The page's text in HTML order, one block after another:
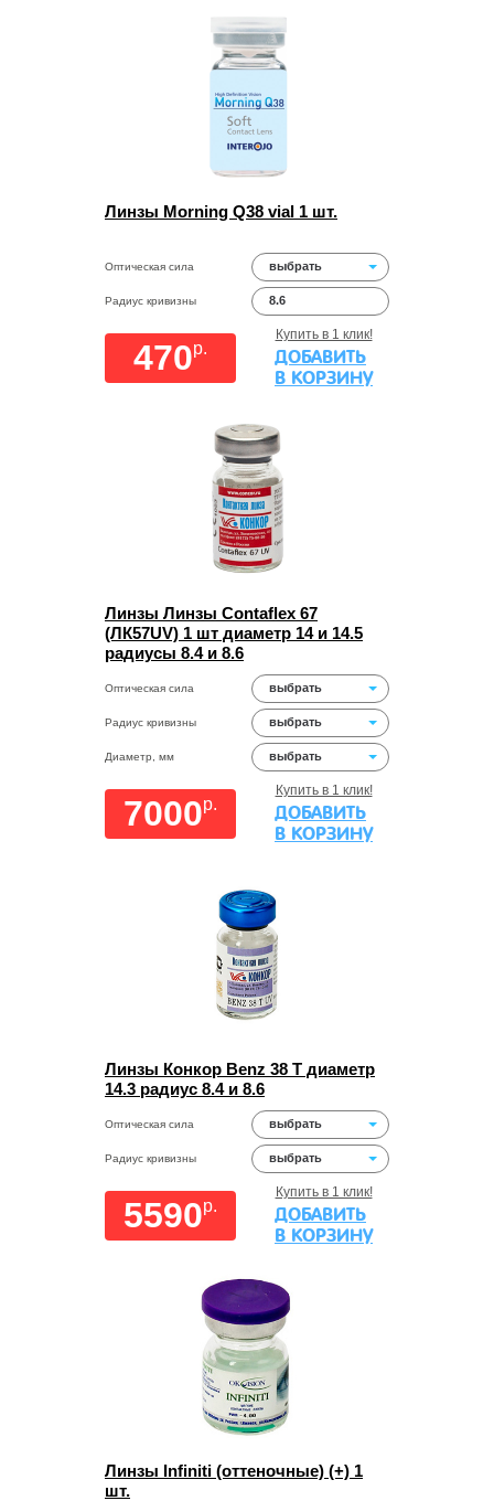
Линзы Morning Q38 vial 1 шт.
Оптическая сила выбрать
Радиус кривизны 8.6
470p.
Купить в 1 клик!
ДОБАВИТЬ
В КОРЗИНУ
Линзы Линзы Contaflex 67
(ЛК57UV) 1 шт диаметр 14 и 14.5
радиусы 8.4 и 8.6
Оптическая сила выбрать
Радиус кривизны выбрать
Диаметр, мм выбрать
7000p.
Купить в 1 клик!
ДОБАВИТЬ
В КОРЗИНУ
Линзы Конкор Benz 38 Т диаметр
14.3 радиус 8.4 и 8.6
Оптическая сила выбрать
Радиус кривизны выбрать
5590p.
Купить в 1 клик!
ДОБАВИТЬ
В КОРЗИНУ
Линзы Infiniti (оттеночные) (+) 1
шт.